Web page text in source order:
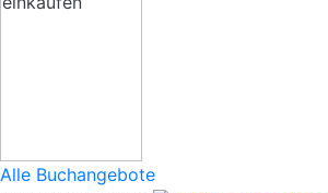
Alle Buchangebote